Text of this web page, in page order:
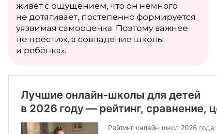
живёт с ощущением, что он немного
не дотягивает, постепенно формируется
уязвимая самооценка. Поэтому важнее
не престиж, а совпадение школы
и ребёнка».